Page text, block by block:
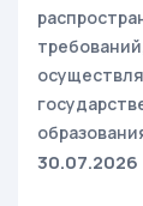
30.07.2026